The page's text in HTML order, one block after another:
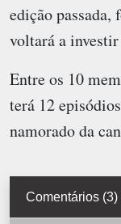
edição passada,
voltará a
Entre os 10
terá 12
namorado da
Comentários (3)